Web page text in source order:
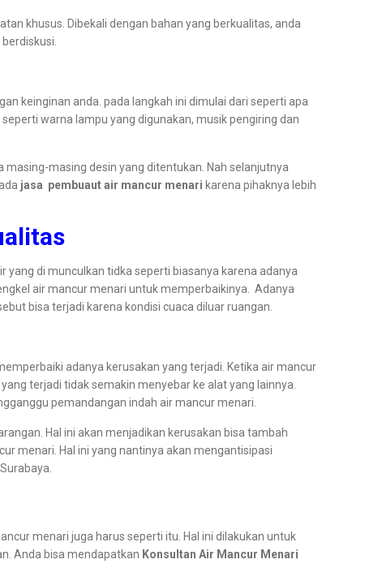
khusus. Dibekali dengan bahan yang berkualitas, anda
keinginan anda. pada langkah ini dimulai dari seperti apa
warna lampu yang digunakan, musik pengiring dan
masing desin yang ditentukan. Nah selanjutnya
jasa pembuaut air mancur menari karena pihaknya lebih
yang di munculkan tidka seperti biasanya karena adanya
air mancur menari untuk memperbaikinya. Adanya
bisa terjadi karena kondisi cuaca diluar ruangan.
adanya kerusakan yang terjadi. Ketika air mancur
terjadi tidak semakin menyebar ke alat yang lainnya.
pemandangan indah air mancur menari.
Hal ini akan menjadikan kerusakan bisa tambah
menari. Hal ini yang nantinya akan mengantisipasi
menari juga harus seperti itu. Hal ini dilakukan untuk
Anda bisa mendapatkan Konsultan Air Mancur Menari